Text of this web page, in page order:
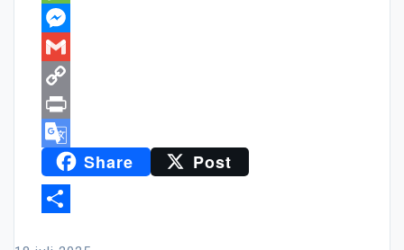
Message
Messenger
Gmail
Copy
Link
Print
Google
Translate
Share Post